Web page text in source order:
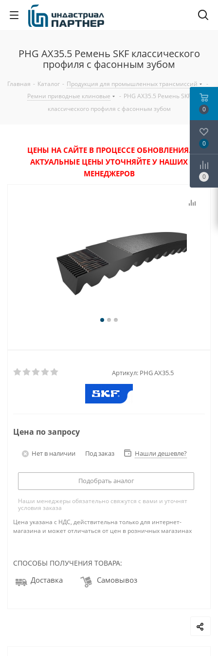
PHG AX35.5 Ремень SKF классического
профиля с фасонным зубом
Главная - Каталог - Продукция для промышленных трансмиссий
-
Ремни приводные клиновые
- PHG AX35.5 Ремень SKF
классического профиля с фасонным зубом
ЦЕНЫ НА САЙТЕ В ПРОЦЕССЕ ОБНОВЛЕНИЯ.
АКТУАЛЬНЫЕ ЦЕНЫ УТОЧНЯЙТЕ У НАШИХ
МЕНЕДЖЕРОВ
Артикул: PHG AX35.5
Цена по запросу
Нет в наличии Под заказ Нашли дешевле?
Подобрать аналог
Наши менеджеры обязательно свяжутся с вами и уточнят
условия заказа
Цена указана с НДС, действительна только для интернет-
магазина и может отличаться от цен в розничных магазинах
СПОСОБЫ ПОЛУЧЕНИЯ ТОВАРА:
Доставка Самовывоз
0
0
0